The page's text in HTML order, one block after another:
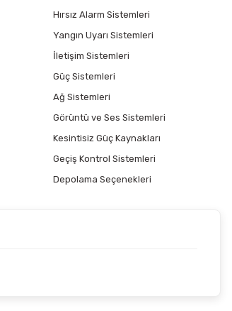
Hırsız Alarm Sistemleri
Yangın Uyarı Sistemleri
İletişim Sistemleri
Güç Sistemleri
Ağ Sistemleri
Görüntü ve Ses Sistemleri
Kesintisiz Güç Kaynakları
Geçiş Kontrol Sistemleri
Depolama Seçenekleri